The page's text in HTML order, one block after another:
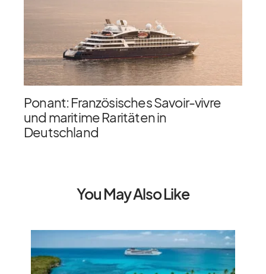
Ponant: Französisches Savoir-vivre
und maritime Raritäten in
Deutschland
You May Also Like